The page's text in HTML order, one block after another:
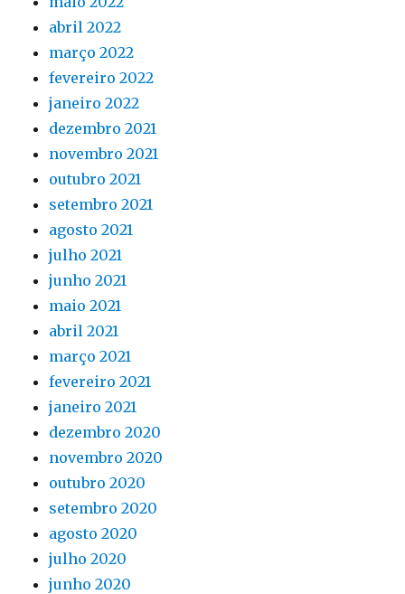
abril 2022
março 2022
fevereiro 2022
janeiro 2022
dezembro 2021
novembro 2021
outubro 2021
setembro 2021
agosto 2021
julho 2021
junho 2021
maio 2021
abril 2021
março 2021
fevereiro 2021
janeiro 2021
dezembro 2020
novembro 2020
outubro 2020
setembro 2020
agosto 2020
julho 2020
junho 2020